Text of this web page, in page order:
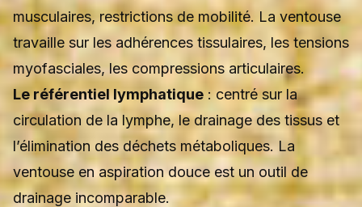
musculaires, restrictions de mobilité. La ventouse
travaille sur les adhérences tissulaires, les tensions
myofasciales, les compressions articulaires.
Le référentiel lymphatique : centré sur la
circulation de la lymphe, le drainage des tissus et
l’élimination des déchets métaboliques. La
ventouse en aspiration douce est un outil de
drainage incomparable.